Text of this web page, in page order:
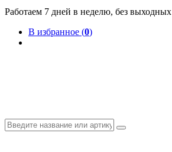
Работаем 7 дней в неделю, без выходных
В избранное (0)